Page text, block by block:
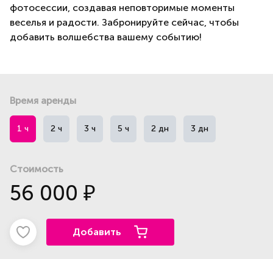
фотосессии, создавая неповторимые моменты
веселья и радости. Забронируйте сейчас, чтобы
добавить волшебства вашему событию!
Время аренды
1 ч 2 ч 3 ч 5 ч 2 дн 3 дн
Стоимость
56 000 ₽
Добавить